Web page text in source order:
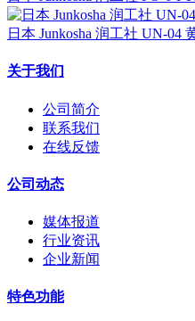
日本 Junkosha 润工社 UN-04
关于我们
公司简介
联系我们
在线反馈
公司动态
媒体报道
行业资讯
企业新闻
特色功能